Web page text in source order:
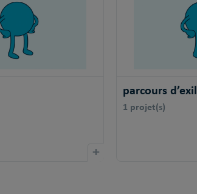
+
parcours d’exil
1 projet(s)